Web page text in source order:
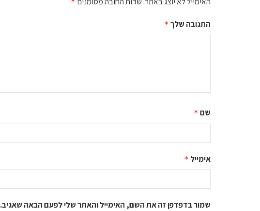
התגובה שלך *
שם *
אימייל *
שמור בדפדפן זה את השם, האימייל והאתר שלי לפעם הבאה שאגיב.